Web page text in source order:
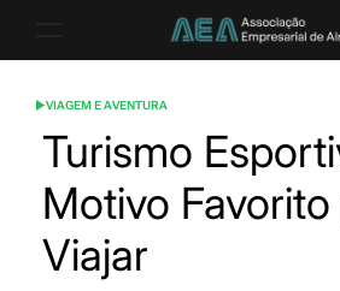
aea.pt
POSTED
VIAGEM E AVENTURA
Turismo
Motivo Favorito
Viajar